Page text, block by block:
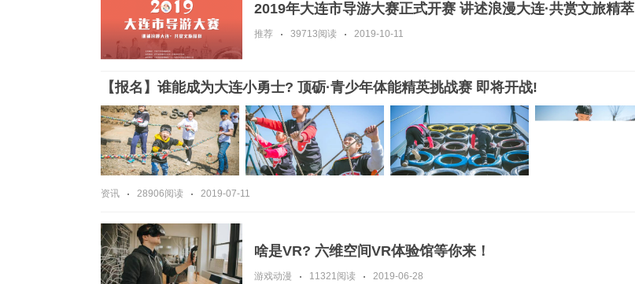
2019年大连市导游大赛正式开赛 讲述浪漫大连·共赏文旅精萃
推荐 39713阅读 2019-10-11
【报名】谁能成为大连小勇士? 顶砺·青少年体能精英挑战赛 即将开战!
资讯 28906阅读 2019-07-11
啥是VR? 六维空间VR体验馆等你来！
游戏动漫 11321阅读 2019-06-28